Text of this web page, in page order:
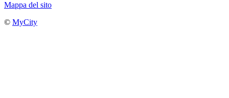
Mappa del sito
© MyCity